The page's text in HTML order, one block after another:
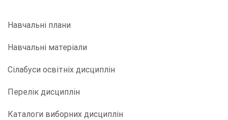
Навчальні плани
Навчальні матеріали
Сілабуси освітніх дисциплін
Перелік дисциплін
Каталоги виборних дисциплін